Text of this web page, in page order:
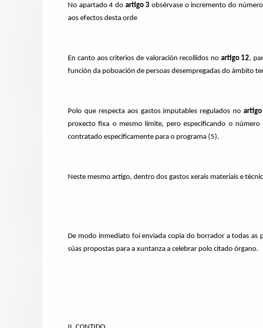
No apartado 4 do artigo 3 obsérvase o incremento do
aos efectos desta orde
En canto aos criterios de valoración recollidos no artigo 12,
función da poboación de persoas desempregadas do ámbito
Polo que respecta aos gastos imputables regulados no
proxecto fixa o mesmo límite, pero especificando o
contratado especificamente para o programa (5).
Neste mesmo artigo, dentro dos gastos xerais materiais e
De modo inmediato foi enviada copia do borrador a todas as
súas propostas para a xuntanza a celebrar polo citado órgano.